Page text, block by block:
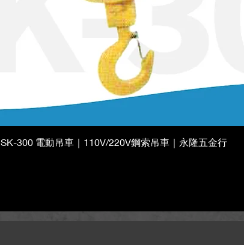
快速瀏覽
300 電動吊車｜110V/220V鋼索吊車｜永隆五金行